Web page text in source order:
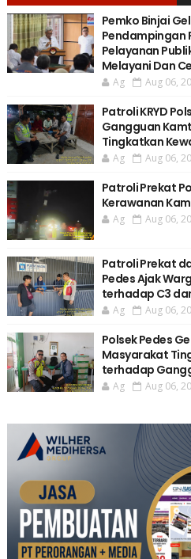
Pemko Binjai
Pendampingan
Pelayanan
Melayani Dan
Ag Aug 06,
Patroli KRYD
Gangguan
Tingkatkan
Ag Aug 06,
Patroli Prekat
Kerawanan
Ag Aug 06,
Patroli Prekat
Pedes Ajak
terhadap C3
Ag Aug 06,
Polsek Pedes
Masyarakat
terhadap
Ag Aug 06,